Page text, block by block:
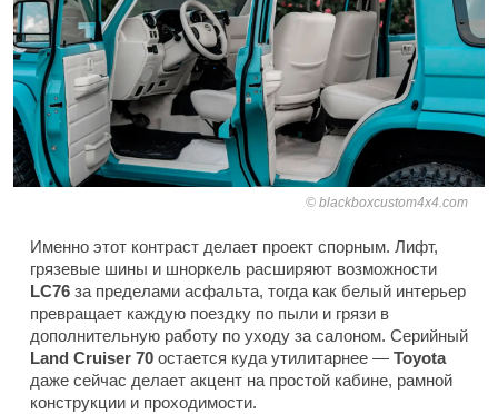
blackboxcustom4x4.com
Именно этот контраст делает проект спорным. Лифт,
грязевые шины и шноркель расширяют возможности
LC76 за пределами асфальта, тогда как белый интерьер
превращает каждую поездку по пыли и грязи в
дополнительную работу по уходу за салоном. Серийный
Land Cruiser 70 остается куда утилитарнее — Toyota
даже сейчас делает акцент на простой кабине, рамной
конструкции и проходимости.